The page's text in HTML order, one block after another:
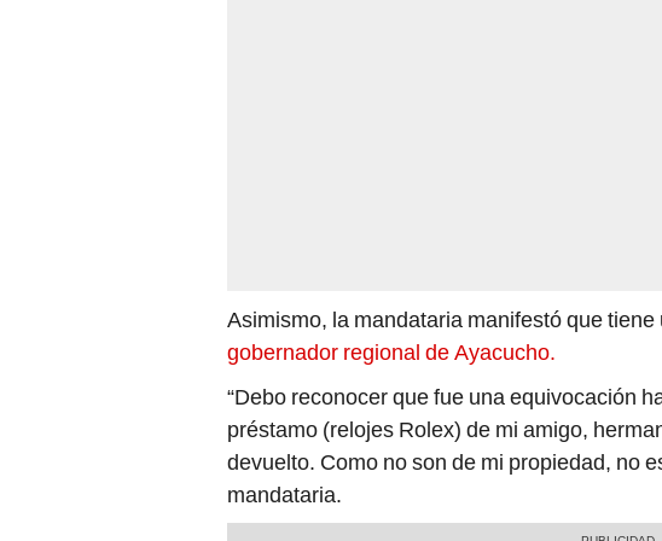
Asimismo, la mandataria manifestó que
gobernador regional de Ayacucho.
“Debo reconocer que fue una equivocación
préstamo (relojes Rolex) de mi amigo,
devuelto. Como no son de mi propiedad, no
mandataria.